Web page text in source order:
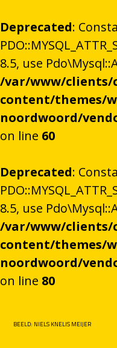
Deprecated:
8.5, use
/var/www/clients/
content/themes/
noordwoord/
on line 60
Deprecated:
8.5, use
/var/www/clients/
content/themes/
noordwoord/
on line 80
BEELD: NIELS KNELIS MEIJER